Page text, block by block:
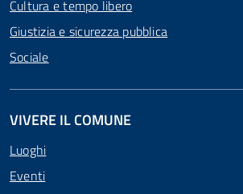
Cultura e tempo libero
Giustizia e sicurezza pubblica
Sociale
VIVERE IL COMUNE
Luoghi
Eventi